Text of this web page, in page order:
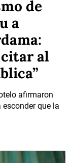
de
a
al
afirmaron
que la